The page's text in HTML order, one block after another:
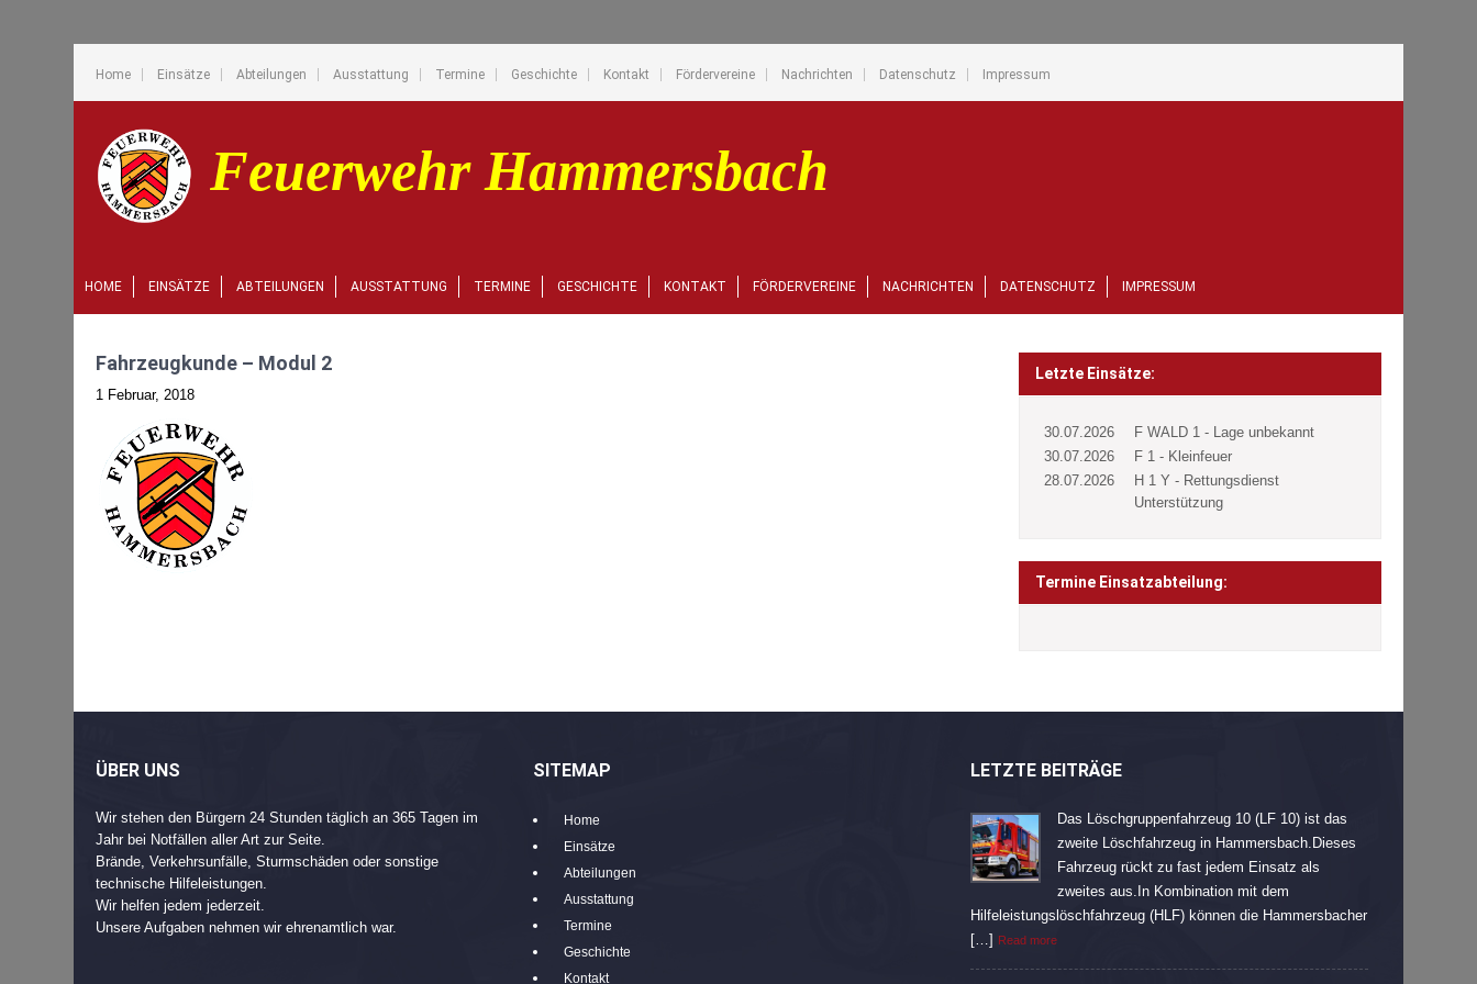
Home Einsätze Abteilungen Ausstattung Termine Geschichte Kontakt Fördervereine Nachrichten Datenschutz Impressum
HOME EINSÄTZE ABTEILUNGEN AUSSTATTUNG TERMINE GESCHICHTE KONTAKT FÖRDERVEREINE NACHRICHTEN DATENSCHUTZ IMPRESSUM
Fahrzeugkunde – Modul 2
1 Februar, 2018
Letzte Einsätze:
30.07.2026
F WALD 1 - Lage unbekannt
30.07.2026
F 1 - Kleinfeuer
28.07.2026
H 1 Y - Rettungsdienst
Unterstützung
Termine Einsatzabteilung:
ÜBER UNS
Wir stehen den Bürgern 24 Stunden täglich an 365 Tagen im
Jahr bei Notfällen aller Art zur Seite.
Brände, Verkehrsunfälle, Sturmschäden oder sonstige
technische Hilfeleistungen.
Wir helfen jedem jederzeit.
Unsere Aufgaben nehmen wir ehrenamtlich war.
SITEMAP
Home
Einsätze
Abteilungen
Ausstattung
Termine
Geschichte
Kontakt
LETZTE BEITRÄGE
Das Löschgruppenfahrzeug 10 (LF 10) ist das
zweite Löschfahrzeug in Hammersbach.Dieses
Fahrzeug rückt zu fast jedem Einsatz als
zweites aus.In Kombination mit dem
Hilfeleistungslöschfahrzeug (HLF) können die Hammersbacher
[…] Read more